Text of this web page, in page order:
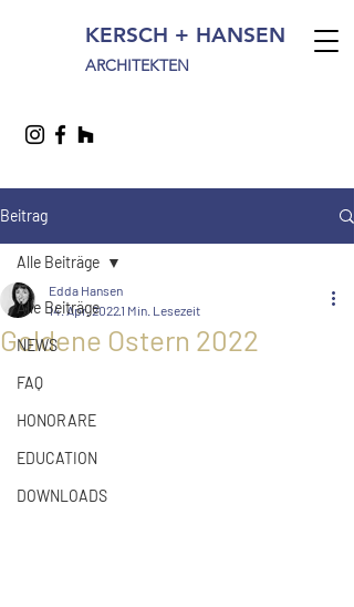
KERSCH + HANSEN
ARCHITEKTEN
Beitrag
Alle Beiträge
NEWS
FAQ
HONORARE
EDUCATION
DOWNLOADS
Alle Beiträge
Goldene Ostern 2022
Edda Hansen
14. Apr. 20221 Min. Lesezeit